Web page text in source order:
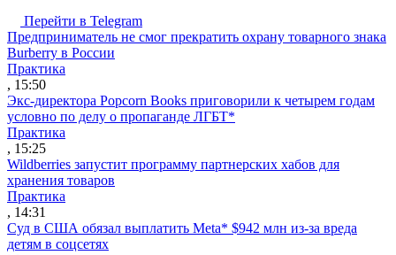
Перейти в Telegram
Предприниматель не смог прекратить охрану товарного знака
Burberry в России
Практика
, 15:50
Экс-директора Popcorn Books приговорили к четырем годам
условно по делу о пропаганде ЛГБТ*
Практика
, 15:25
Wildberries запустит программу партнерских хабов для
хранения товаров
Практика
, 14:31
Суд в США обязал выплатить Meta* $942 млн из-за вреда
детям в соцсетях